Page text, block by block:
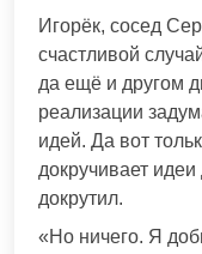
Игорёк, сосед
счастливой
да ещё и другом
реализации
идей. Да вот
докручивает
докрутил.
«Но ничего. Я